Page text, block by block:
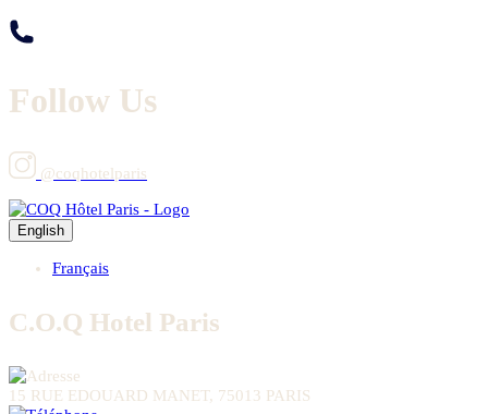
Follow Us
@coqhotelparis
English
Français
C.O.Q Hotel Paris
15 RUE EDOUARD MANET, 75013 PARIS